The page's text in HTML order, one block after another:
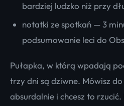
bardziej ludzko niż przy
notatki ze spotkań — 3
podsumowanie leci do
Pułapka, w którą wpadają
trzy dni są dziwne. Mówisz do
absurdalnie i chcesz to